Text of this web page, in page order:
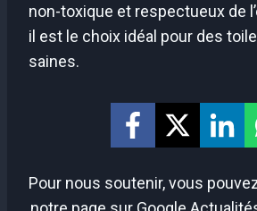
non-toxique et respectueux de
il est le choix idéal pour des
saines.
Pour nous soutenir, vous